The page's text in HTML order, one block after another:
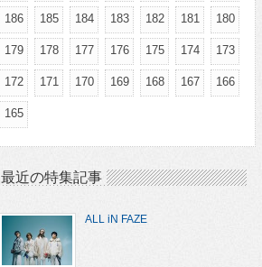
186 185 184 183 182 181 180
179 178 177 176 175 174 173
172 171 170 169 168 167 166
165
最近の特集記事
ALL iN FAZE